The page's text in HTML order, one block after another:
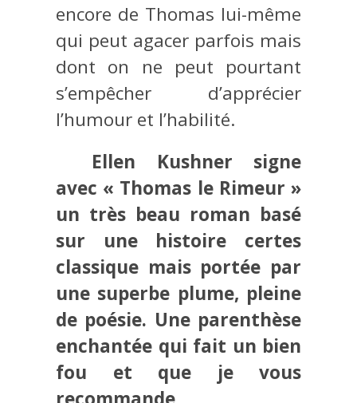
encore de Thomas lui-même
qui peut agacer parfois mais
dont on ne peut pourtant
s’empêcher d’apprécier
l’humour et l’habilité.
Ellen Kushner signe
avec « Thomas le Rimeur »
un très beau roman basé
sur une histoire certes
classique mais portée par
une superbe plume, pleine
de poésie. Une parenthèse
enchantée qui fait un bien
fou et que je vous